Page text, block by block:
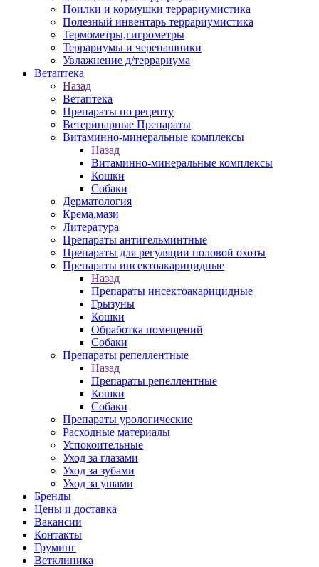
Поилки и кормушки террариумистика
Полезный инвентарь террариумистика
Термометры,гигрометры
Террариумы и черепашники
Увлажнение д/террариума
Ветаптека
Назад
Ветаптека
Препараты по рецепту
Ветеринарные Препараты
Витаминно-минеральные комплексы
Назад
Витаминно-минеральные комплексы
Кошки
Собаки
Дерматология
Крема,мази
Литература
Препараты антигельминтные
Препараты для регуляции половой охоты
Препараты инсектоакарицидные
Назад
Препараты инсектоакарицидные
Грызуны
Кошки
Обработка помещений
Собаки
Препараты репеллентные
Назад
Препараты репеллентные
Кошки
Собаки
Препараты урологические
Расходные материалы
Успокоительные
Уход за глазами
Уход за зубами
Уход за ушами
Бренды
Цены и доставка
Вакансии
Контакты
Груминг
Ветклиника